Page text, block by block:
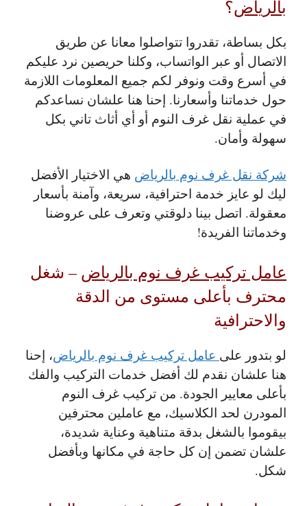
بالرياض؟
بكل بساطة، تقدروا تتواصلوا معانا عن طريق
الاتصال أو عبر الواتساب، وكلنا حريصين نرد عليكم
في أسرع وقت ونوفر لكم جميع المعلومات اللازمة
حول خدماتنا وأسعارنا. إحنا هنا علشان نساعدكم
في عملية نقل غرف النوم أو أي أثاث تاني بكل
سهولة وأمان.
شركة نقل غرف نوم بالرياض هي الاختيار الأفضل
ليك لو عايز خدمة احترافية، سريعة، وآمنة بأسعار
معقولة. اتصل بينا دلوقتي وتعرف على عروضنا
وخدماتنا الفريدة!
عامل تركيب غرف نوم بالرياض – شغل
محترف بأعلى مستوى من الدقة
والاحترافية
لو بتدور على عامل تركيب غرف نوم بالرياض، إحنا
هنا علشان نقدم لك أفضل خدمات التركيب والفك
بأعلى معايير الجودة. من تركيب غرف النوم
المودرن لحد الكلاسيك، مع عاملين محترفين
بيقوموا بالشغل بدقة متناهية وعناية شديدة،
علشان تضمن إن كل حاجة في مكانها وبأفضل
شكل.